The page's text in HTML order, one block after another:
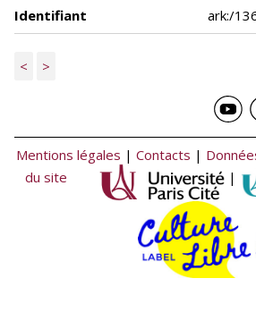
Identifiant ark:/
< >
Mentions légales | Contacts |
du site
|